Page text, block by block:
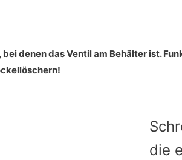
denen das Ventil am Behälter ist.
die